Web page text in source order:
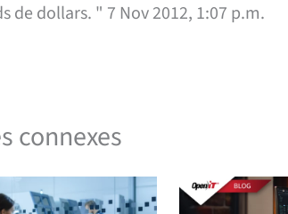
dollars. " 7 Nov 2012, 1:07 p.m.
connexes